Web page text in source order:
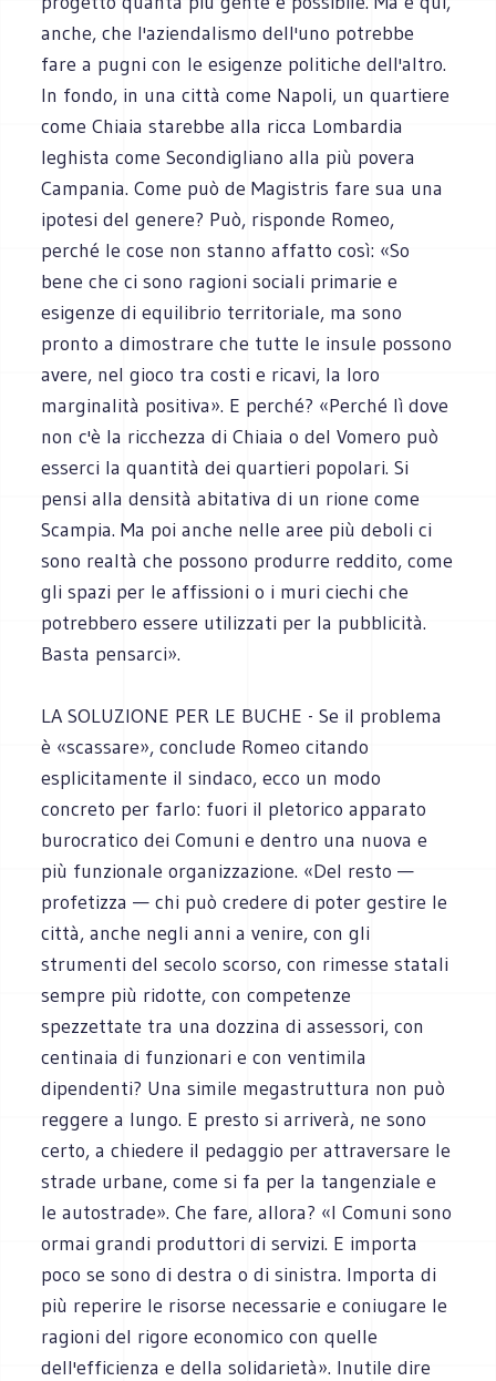
anche, che l'aziendalismo dell'uno potrebbe
fare a pugni con le esigenze politiche dell'altro.
In fondo, in una città come Napoli, un quartiere
come Chiaia starebbe alla ricca Lombardia
leghista come Secondigliano alla più povera
Campania. Come può de Magistris fare sua una
ipotesi del genere? Può, risponde Romeo,
perché le cose non stanno affatto così: «So
bene che ci sono ragioni sociali primarie e
esigenze di equilibrio territoriale, ma sono
pronto a dimostrare che tutte le insule possono
avere, nel gioco tra costi e ricavi, la loro
marginalità positiva». E perché? «Perché lì dove
non c'è la ricchezza di Chiaia o del Vomero può
esserci la quantità dei quartieri popolari. Si
pensi alla densità abitativa di un rione come
Scampia. Ma poi anche nelle aree più deboli ci
sono realtà che possono produrre reddito, come
gli spazi per le affissioni o i muri ciechi che
potrebbero essere utilizzati per la pubblicità.
Basta pensarci».
LA SOLUZIONE PER LE BUCHE - Se il problema
è «scassare», conclude Romeo citando
esplicitamente il sindaco, ecco un modo
concreto per farlo: fuori il pletorico apparato
burocratico dei Comuni e dentro una nuova e
più funzionale organizzazione. «Del resto —
profetizza — chi può credere di poter gestire le
città, anche negli anni a venire, con gli
strumenti del secolo scorso, con rimesse statali
sempre più ridotte, con competenze
spezzettate tra una dozzina di assessori, con
centinaia di funzionari e con ventimila
dipendenti? Una simile megastruttura non può
reggere a lungo. E presto si arriverà, ne sono
certo, a chiedere il pedaggio per attraversare le
strade urbane, come si fa per la tangenziale e
le autostrade». Che fare, allora? «I Comuni sono
ormai grandi produttori di servizi. E importa
poco se sono di destra o di sinistra. Importa di
più reperire le risorse necessarie e coniugare le
ragioni del rigore economico con quelle
dell'efficienza e della solidarietà». Inutile dire